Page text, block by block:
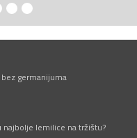
germanijuma
lemilice na tržištu?